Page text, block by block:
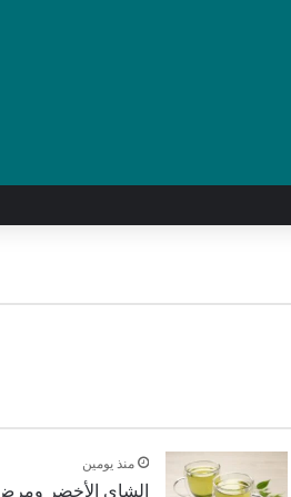
منذ يومين
الشاي الأخضر ومرض